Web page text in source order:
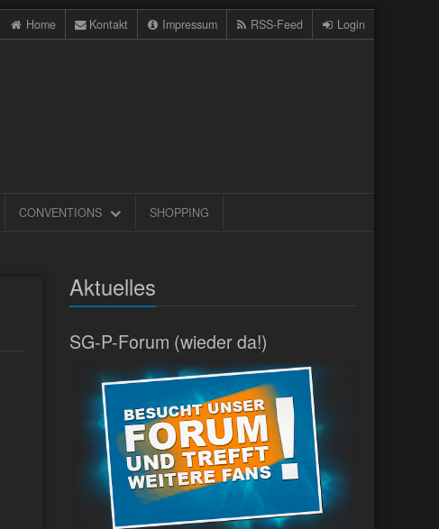
Home Kontakt Impressum RSS-Feed Login
CONVENTIONS SHOPPING
Aktuelles
SG-P-Forum (wieder da!)